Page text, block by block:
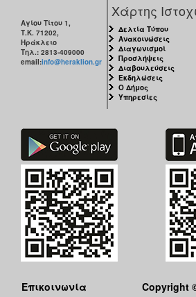
Αγίου Τίτου 1,
Τ.Κ. 71202,
Ηράκλειο
Τηλ.: 2813-409000
email:info@heraklion.gr
Χάρτης
Δελτία Τύπου
Ανακοινώσεις
Διαγωνισμοί
Προσλήψεις
Διαβουλεύσεις
Εκδηλώσεις
Ο Δήμος
Υπηρεσίες
Επικοινωνία Copyright